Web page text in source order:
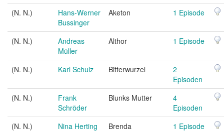
(N. N.)
Hans-Werner
Bussinger
Aketon 1 Episode
(N. N.)
Andreas
Müller
Althor 1 Episode
(N. N.) Karl Schulz Bitterwurzel
2
Episoden
(N. N.)
Frank
Schröder
Blunks Mutter
4
Episoden
(N. N.)
Nina Herting Brenda
1 Episode